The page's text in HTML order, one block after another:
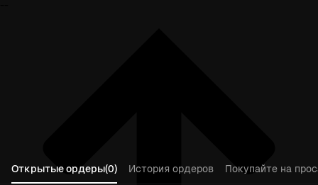
Открытые ордеры(0) История ордеров
Покупайте на